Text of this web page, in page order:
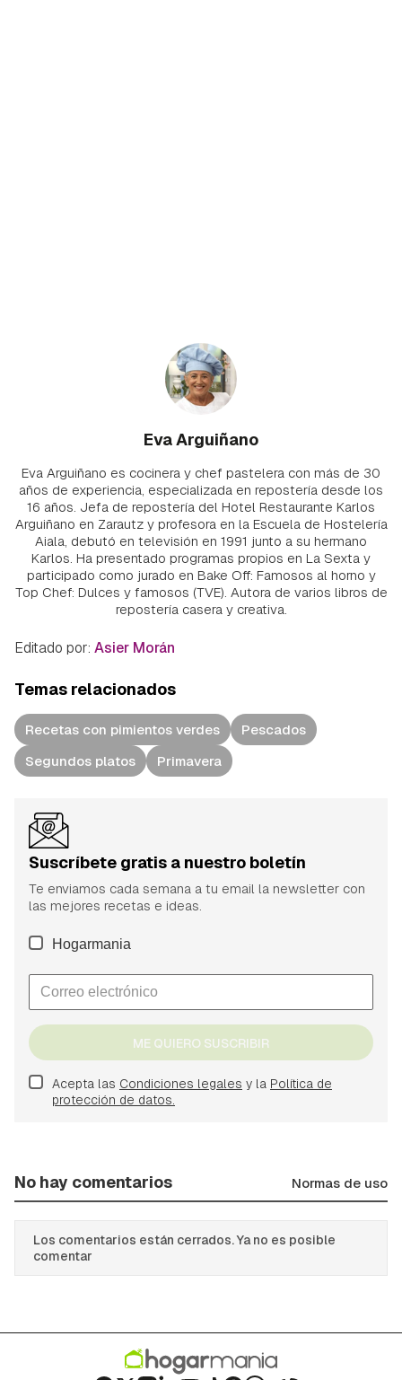
Eva Arguiñano
Eva Arguiñano es cocinera y chef pastelera con más de 30
años de experiencia, especializada en repostería desde los
16 años. Jefa de repostería del Hotel Restaurante Karlos
Arguiñano en Zarautz y profesora en la Escuela de Hostelería
Aiala, debutó en televisión en 1991 junto a su hermano
Karlos. Ha presentado programas propios en La Sexta y
participado como jurado en Bake Off: Famosos al horno y
Top Chef: Dulces y famosos (TVE). Autora de varios libros de
repostería casera y creativa.
Editado por: Asier Morán
Temas relacionados
Recetas con pimientos verdes
Pescados
Segundos platos
Primavera
Suscríbete gratis a nuestro boletín
Te enviamos cada semana a tu email la newsletter con
las mejores recetas e ideas.
Hogarmania
ME QUIERO SUSCRIBIR
Acepta las Condiciones legales y la Política de
protección de datos.
No hay comentarios Normas de uso
Los comentarios están cerrados. Ya no es posible
comentar